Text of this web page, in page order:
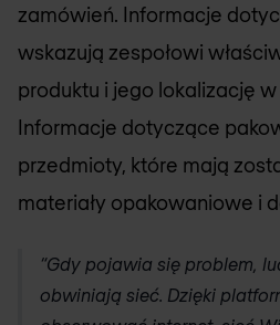
zamówień. Informacje
wskazują zespołowi
produktu i jego lokalizację
Informacje dotyczące
przedmioty, które mają
materiały opakowaniowe i
“Gdy pojawia się problem,
obwiniają sieć. Dzięki